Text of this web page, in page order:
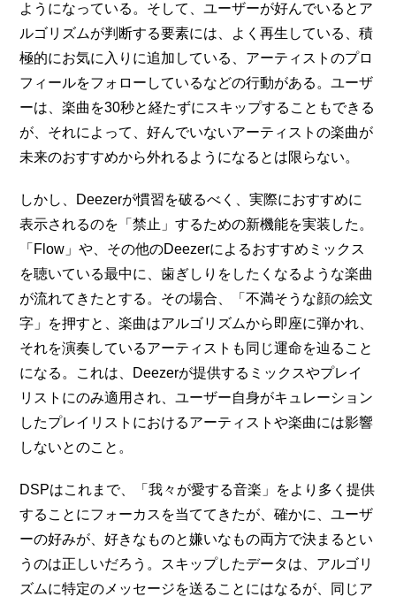
ようになっている。そして、ユーザーが好んでいるとア
ルゴリズムが判断する要素には、よく再生している、積
極的にお気に入りに追加している、アーティストのプロ
フィールをフォローしているなどの行動がある。ユーザ
ーは、楽曲を30秒と経たずにスキップすることもできる
が、それによって、好んでいないアーティストの楽曲が
未来のおすすめから外れるようになるとは限らない。
しかし、Deezerが慣習を破るべく、実際におすすめに
表示されるのを「禁止」するための新機能を実装した。
「Flow」や、その他のDeezerによるおすすめミックス
を聴いている最中に、歯ぎしりをしたくなるような楽曲
が流れてきたとする。その場合、「不満そうな顔の絵文
字」を押すと、楽曲はアルゴリズムから即座に弾かれ、
それを演奏しているアーティストも同じ運命を辿ること
になる。これは、Deezerが提供するミックスやプレイ
リストにのみ適用され、ユーザー自身がキュレーション
したプレイリストにおけるアーティストや楽曲には影響
しないとのこと。
DSPはこれまで、「我々が愛する音楽」をより多く提供
することにフォーカスを当ててきたが、確かに、ユーザ
ーの好みが、好きなものと嫌いなもの両方で決まるとい
うのは正しいだろう。スキップしたデータは、アルゴリ
ズムに特定のメッセージを送ることにはなるが、同じア